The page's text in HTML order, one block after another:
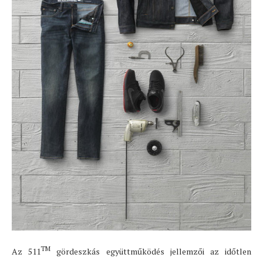
Az 511TM gördeszkás együttműködés jellemzői az időtlen